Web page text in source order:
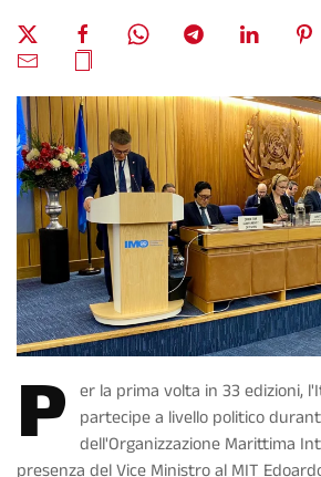
P er la prima volta in 33 edizioni,
partecipe a livello politico
dell'Organizzazione Marittima
presenza del Vice Ministro al MIT